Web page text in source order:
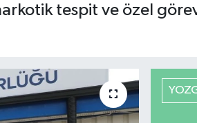
BITCOIN
tespit ve özel